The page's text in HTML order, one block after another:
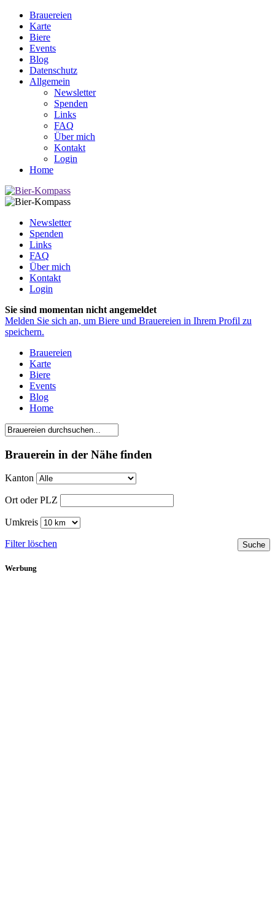
Brauereien
Karte
Biere
Events
Blog
Datenschutz
Allgemein
Newsletter
Spenden
Links
FAQ
Über mich
Kontakt
Login
Home
Newsletter
Spenden
Links
FAQ
Über mich
Kontakt
Login
Sie sind momentan nicht angemeldet
Melden Sie sich an, um Biere und Brauereien in Ihrem Profil zu
speichern.
Brauereien
Karte
Biere
Events
Blog
Home
Brauerein in der Nähe finden
Kanton
Ort oder PLZ
Umkreis
Filter löschen
Werbung